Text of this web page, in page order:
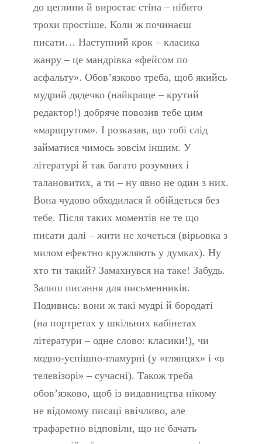
до цеглини й виростає стіна – нібито
трохи простіше. Коли ж починаєш
писати… Наступний крок – класика
жанру – це мандрівка «фейсом по
асфальту». Обов’язково треба, щоб якийсь
мудрий дядечко (найкраще – крутий
редактор!) добряче повозив тебе цим
«маршрутом». І розказав, що тобі слід
займатися чимось зовсім іншим. У
літературі й так багато розумних і
талановитих, а ти – ну явно не один з них.
Вона чудово обходилася й обійдеться без
тебе. Після таких моментів не те що
писати далі – жити не хочеться (вірьовка з
милом ефектно кружляють у думках). Ну
хто ти такий? Замахнувся на таке! Забудь.
Залиш писання для письменників.
Подивись: вони ж такі мудрі й бородаті
(на портретах у шкільних кабінетах
літератури – одне слово: класики!), чи
модно-успішно-гламурні (у «глянцях» і «в
телевізорі» – сучасні). Також треба
обов’язково, щоб із видавництва нікому
не відомому писаці ввічливо, але
трафаретно відповіли, що не бачать